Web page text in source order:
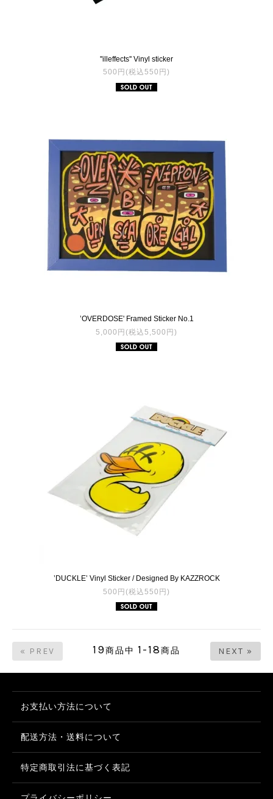
''illeffects'' Vinyl sticker
500円(税込550円)
’OVERDOSE' Framed Sticker No.1
5,000円(税込5,500円)
’DUCKLE’ Vinyl Sticker / Designed By KAZZROCK
500円(税込550円)
« PREV 19商品中 1-18商品 NEXT »
お支払い方法について
配送方法・送料について
特定商取引法に基づく表記